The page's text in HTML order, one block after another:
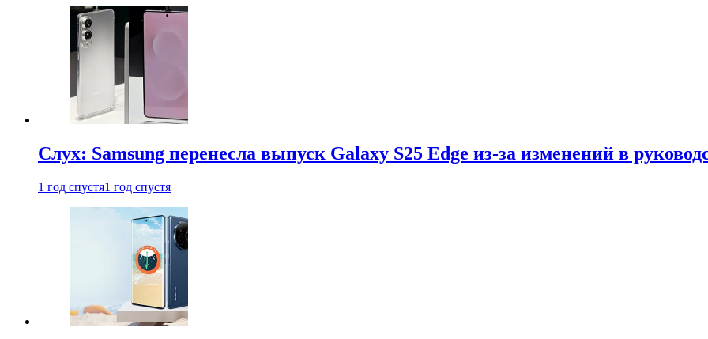
Слух: Samsung перенесла выпуск Galaxy S25 Edge из-за изменений в
1 год спустя1 год спустя